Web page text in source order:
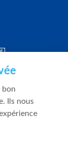
bon
Ils nous